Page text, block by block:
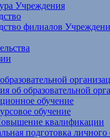
Учреждения
филиалов
об образовательной
обучение
обучение
квалификации
подготовка личного